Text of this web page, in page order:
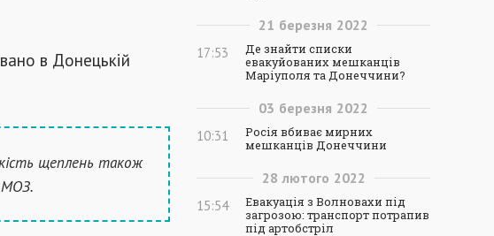
в Донецькій
щеплень також
МОЗ.
21 березня 2022
17:53
Де знайти списки
евакуйованих мешканців
Маріуполя та Донеччини?
03 березня 2022
10:31
Росія вбиває мирних
мешканців Донеччини
28 лютого 2022
15:54
Евакуація з Волновахи під
загрозою: транспорт потрапив
під артобстріл